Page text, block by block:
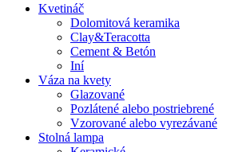
Kvetináč
Dolomitová keramika
Clay&Teracotta
Cement & Betón
Iní
Váza na kvety
Glazované
Pozlátené alebo postriebrené
Vzorované alebo vyrezávané
Stolná lampa